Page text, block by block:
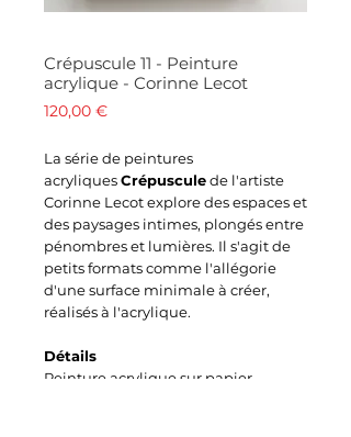
Crépuscule 11 - Peinture
acrylique - Corinne Lecot
120,00 €Prix
La série de peintures
acryliquesCrépusculede l'artiste
Corinne Lecot explore des espaces et
des paysages intimes, plongés entre
pénombres et lumières. Il s'agit de
petits formats comme l'allégorie
d'une surface minimale à créer,
réalisés à l'acrylique.
Détails
Peinture acrylique sur papier